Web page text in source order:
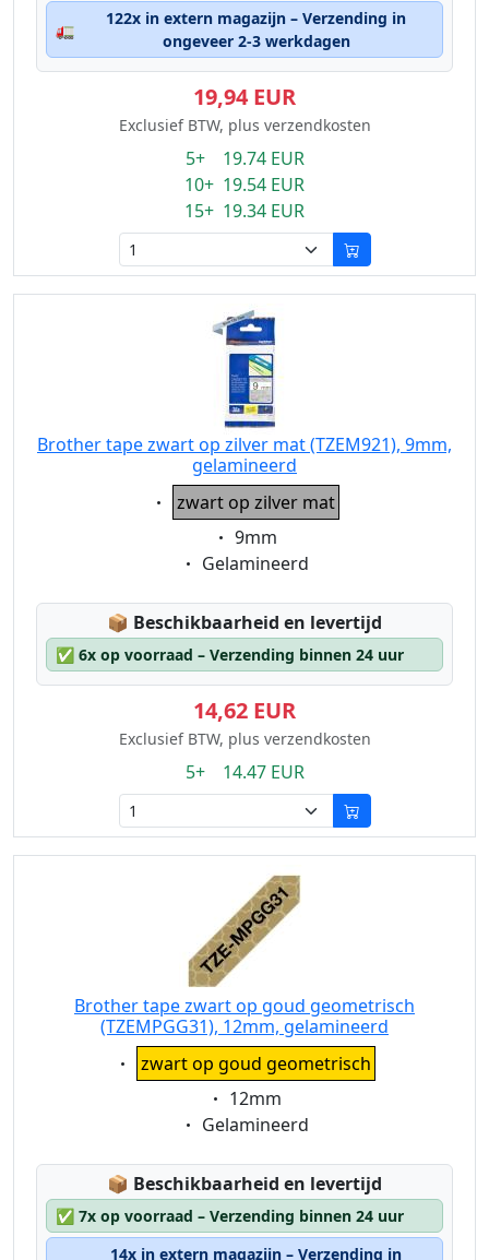
🚛
122x in extern magazijn – Verzending in
ongeveer 2-3 werkdagen
19,94 EUR
Exclusief BTW, plus verzendkosten
5+ 19.74 EUR
10+ 19.54 EUR
15+ 19.34 EUR
Brother tape zwart op zilver mat (TZEM921), 9mm,
gelamineerd
Eigenschaft:
zwart op zilver mat
Eigenschaft:
9mm
Eigenschaft:
Gelamineerd
📦 Lagerstatus:
Beschikbaarheid en levertijd
✅ 6x op voorraad – Verzending binnen 24 uur
14,62 EUR
Exclusief BTW, plus verzendkosten
5+ 14.47 EUR
Brother tape zwart op goud geometrisch
(TZEMPGG31), 12mm, gelamineerd
Eigenschaft:
zwart op goud geometrisch
Eigenschaft:
12mm
Eigenschaft:
Gelamineerd
📦 Lagerstatus:
Beschikbaarheid en levertijd
✅ 7x op voorraad – Verzending binnen 24 uur
14x in extern magazijn – Verzending in